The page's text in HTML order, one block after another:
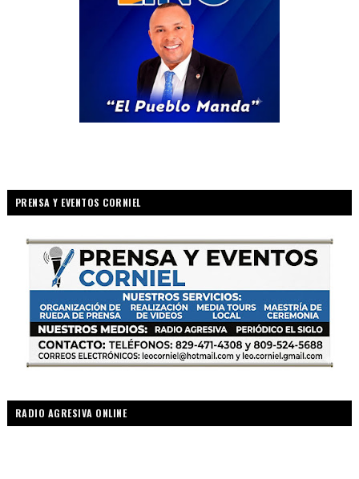
PRENSA Y EVENTOS CORNIEL
RADIO AGRESIVA ONLINE